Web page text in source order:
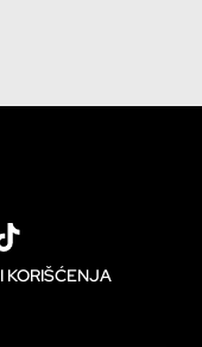
KORIŠĆENJA